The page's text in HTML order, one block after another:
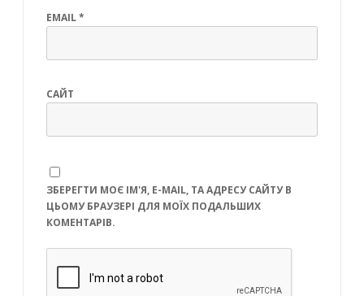
EMAIL*
САЙТ
ЗБЕРЕГТИ МОЄ ІМ'Я, E-MAIL, ТА АДРЕСУ САЙТУ В
ЦЬОМУ БРАУЗЕРІ ДЛЯ МОЇХ ПОДАЛЬШИХ
КОМЕНТАРІВ.